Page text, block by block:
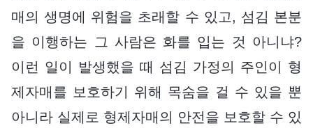
매의 생명에 위험을 초래할 수 있고, 섬김 본분
을 이행하는 그 사람은 화를 입는 것 아니냐?
이런 일이 발생했을 때 섬김 가정의 주인이 형
제자매를 보호하기 위해 목숨을 걸 수 있을 뿐
아니라 실제로 형제자매의 안전을 보호할 수 있